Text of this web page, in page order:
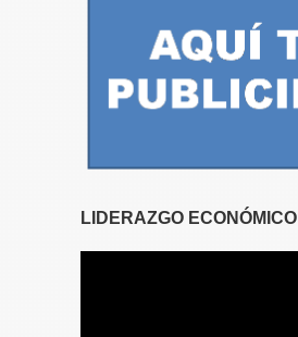
LIDERAZGO ECONÓMICO